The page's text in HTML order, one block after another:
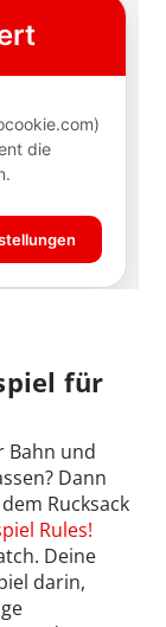
für
Bahn und
Dann
Rucksack
Rules!
Deine
darin,